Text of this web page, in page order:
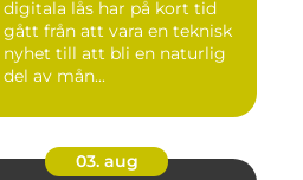
digitala lås har på kort tid
gått från att vara en teknisk
nyhet till att bli en naturlig
del av mån...
03. aug